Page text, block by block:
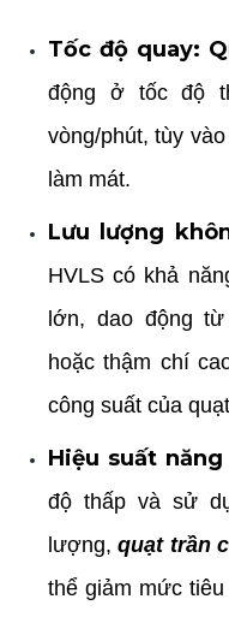
Tốc độ quay:
động ở tốc độ
vòng/phút, tùy
làm mát.
Lưu lượng
HVLS có khả
lớn, dao động từ
hoặc thậm chí
công suất của
Hiệu suất
độ thấp và sử
lượng, quạt trần
thể giảm mức